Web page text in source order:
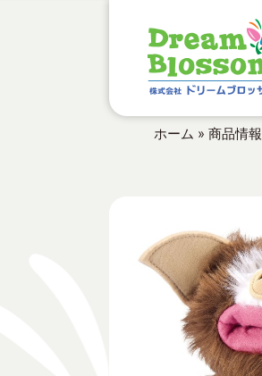
ホーム » 商品情報